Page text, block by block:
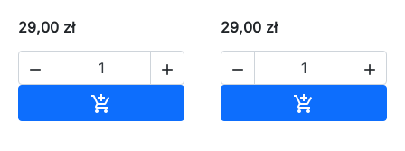
29,00 zł
 

29,00 zł
 
